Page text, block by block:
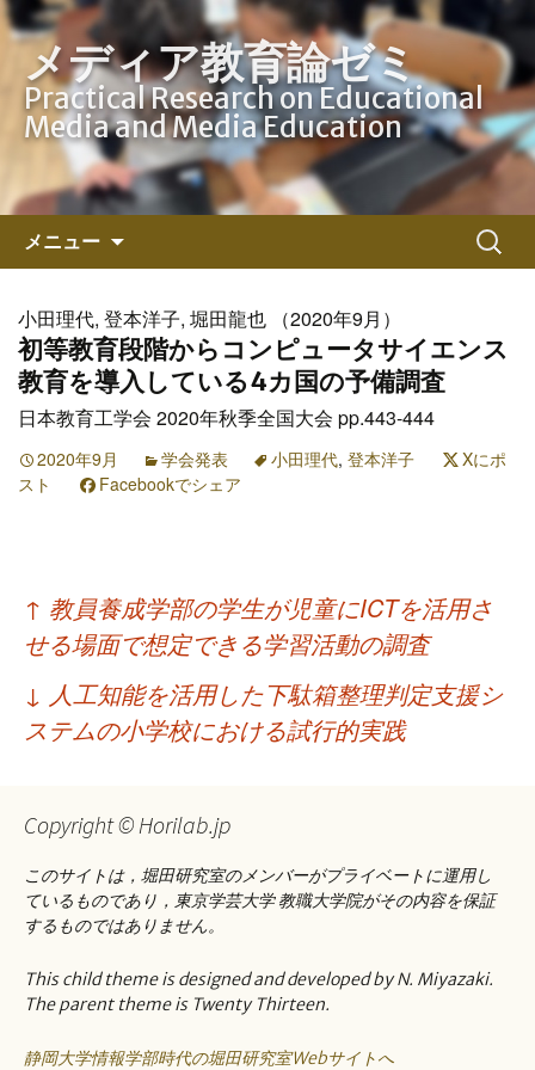
メディア教育論ゼミ
Practical Research on Educational
Media and Media Education
メニュー
ン
ツ
へ
ス
キ
プ
検
索:
小田理代, 登本洋子, 堀田龍也 （2020年9月）
初等教育段階からコンピュータサイエンス
教育を導入している4カ国の予備調査
日本教育工学会 2020年秋季全国大会 pp.443-444
2020年9月 学会発表 小田理代, 登本洋子
Xにポ
スト
Facebookでシェア
投
稿
ナ
ビ
ー
ョ
ン
↑ 教員養成学部の学生が児童にICTを活用さ
せる場面で想定できる学習活動の調査
↓ 人工知能を活用した下駄箱整理判定支援シ
ステムの小学校における試行的実践
Copyright © Horilab.jp
このサイトは，堀田研究室のメンバーがプライベートに運用し
ているものであり，東京学芸大学 教職大学院がその内容を保証
するものではありません。
This child theme is designed and developed by N. Miyazaki.
The parent theme is Twenty Thirteen.
静岡大学情報学部時代の堀田研究室Webサイトへ